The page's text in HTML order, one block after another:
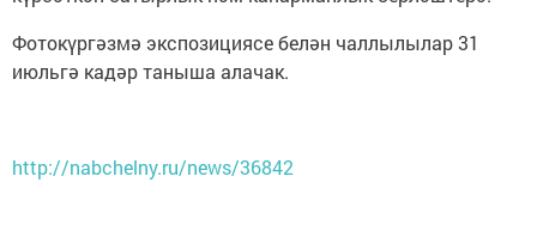
Фотокүргәзмә экспозициясе белән чаллылылар 31
июльгә кадәр таныша алачак.
http://nabchelny.ru/news/36842